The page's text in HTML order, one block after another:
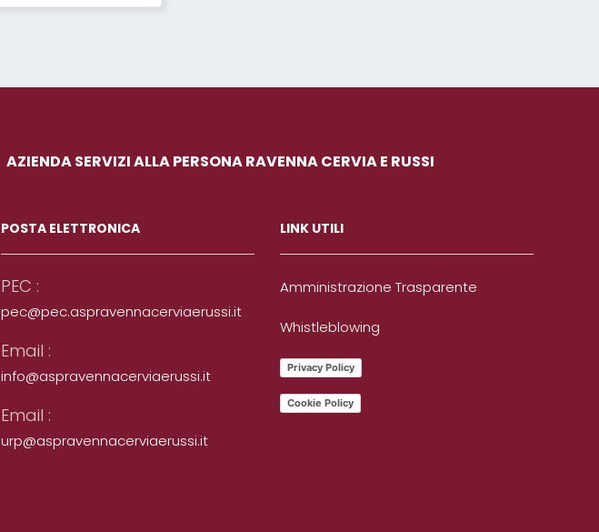
AZIENDA SERVIZI ALLA PERSONA RAVENNA CERVIA E RUSSI
POSTA ELETTRONICA
PEC :
pec@pec.aspravennacerviaerussi.it
Email :
info@aspravennacerviaerussi.it
Email :
urp@aspravennacerviaerussi.it
LINK UTILI
Amministrazione Trasparente
Whistleblowing
Privacy Policy
Cookie Policy